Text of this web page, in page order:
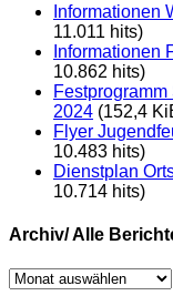
Informationen
11.011 hits)
Informationen
10.862 hits)
2024 (152,4
Flyer
10.483 hits)
Dienstplan
10.714 hits)
Archiv/ Alle
Archiv/